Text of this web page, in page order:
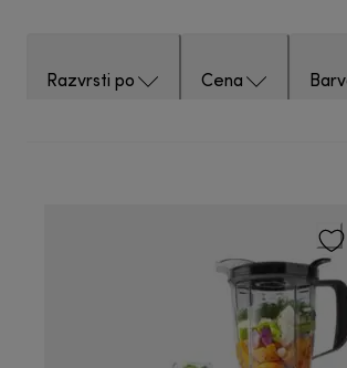
Razvrsti po Cena